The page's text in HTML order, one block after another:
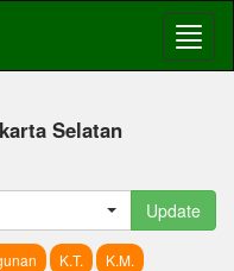
Selatan
Update
K.T.
K.M.